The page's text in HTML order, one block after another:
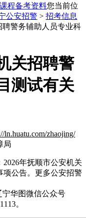
程备考资料您当前位
公安招警 > 招考信息
聘警务辅助人员专业科
关招聘警
测试有关
ln.huatu.com/zhaojing/
局
年抚顺市公安机关
项公告。更多公安招警
宁华图微信公众号
。